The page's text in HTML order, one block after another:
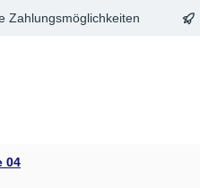
Zahlungsmöglichkeiten
04